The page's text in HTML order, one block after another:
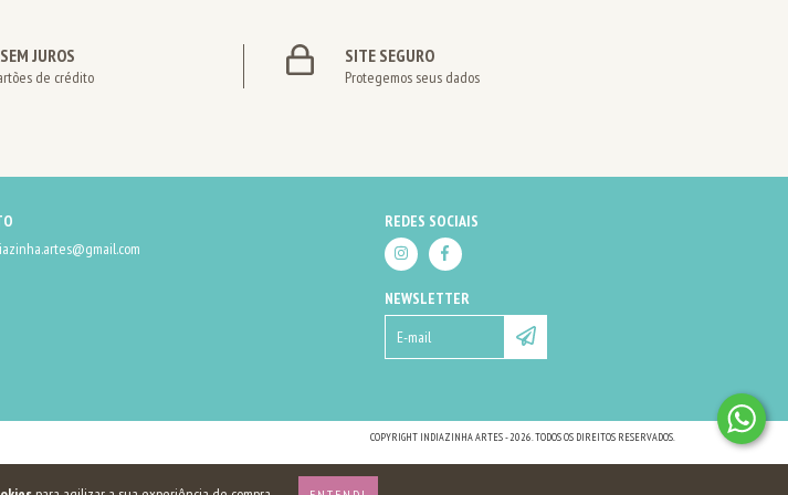
JUROS
de crédito
SITE SEGURO
Protegemos seus dados
REDES SOCIAIS
NEWSLETTER
COPYRIGHT INDIAZINHA ARTES - 2026. TODOS OS DIREITOS RESERVADOS.